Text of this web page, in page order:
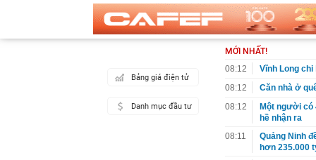
Bảng giá điện tử
Danh mục đầu tư
MỚI NHẤT!
08:12
Vĩnh Long
08:12
Căn nhà ở
08:12
Một người có
hề nhận ra
08:11
Quảng Ninh
hơn 235.000